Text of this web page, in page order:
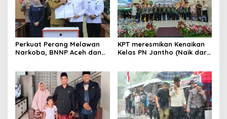
Perkuat Perang Melawan
Narkoba, BNNP Aceh dan
KPT meresmikan Kenaikan
Kelas PN Jantho (Naik dari